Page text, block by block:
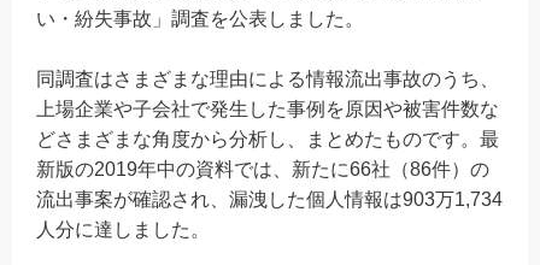
い・紛失事故」調査を公表しました。
同調査はさまざまな理由による情報流出事故のうち、
上場企業や子会社で発生した事例を原因や被害件数な
どさまざまな角度から分析し、まとめたものです。最
新版の2019年中の資料では、新たに66社（86件）の
流出事案が確認され、漏洩した個人情報は903万1,734
人分に達しました。